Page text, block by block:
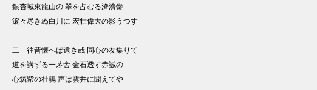
銀杏城東龍山の 翠を占むる濟濟黌
滾々尽きぬ白川に 宏壮偉大の影うつす
二 往昔懐へば遠き哉 同心の友集りて
道を講ずる一茅舎 金石透す赤誠の
心筑紫の杜鵑 声は雲井に聞えてや